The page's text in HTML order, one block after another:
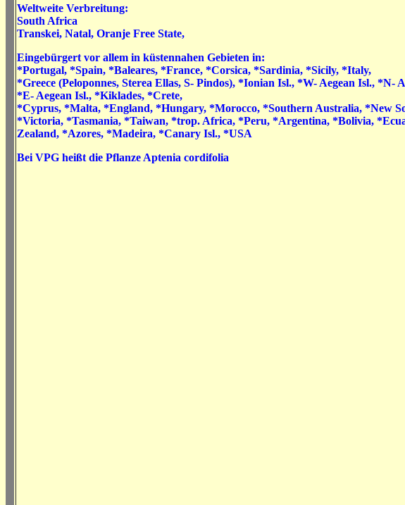
Weltweite Verbreitung:
South Africa
Transkei, Natal, Oranje Free State,
Eingebürgert vor allem in küstennahen Gebieten in:
*Portugal, *Spain, *Baleares, *France, *Corsica, *Sardinia, *Sicily, *Italy,
*Greece (Peloponnes, Sterea Ellas, S- Pindos), *Ionian Isl., *W- Aegean Isl., *N-
*E- Aegean Isl., *Kiklades, *Crete,
*Cyprus, *Malta, *England, *Hungary, *Morocco, *Southern Australia, *New
*Victoria, *Tasmania, *Taiwan, *trop. Africa, *Peru, *Argentina, *Bolivia,
Zealand, *Azores, *Madeira, *Canary Isl., *USA
Bei VPG heißt die Pflanze Aptenia cordifolia